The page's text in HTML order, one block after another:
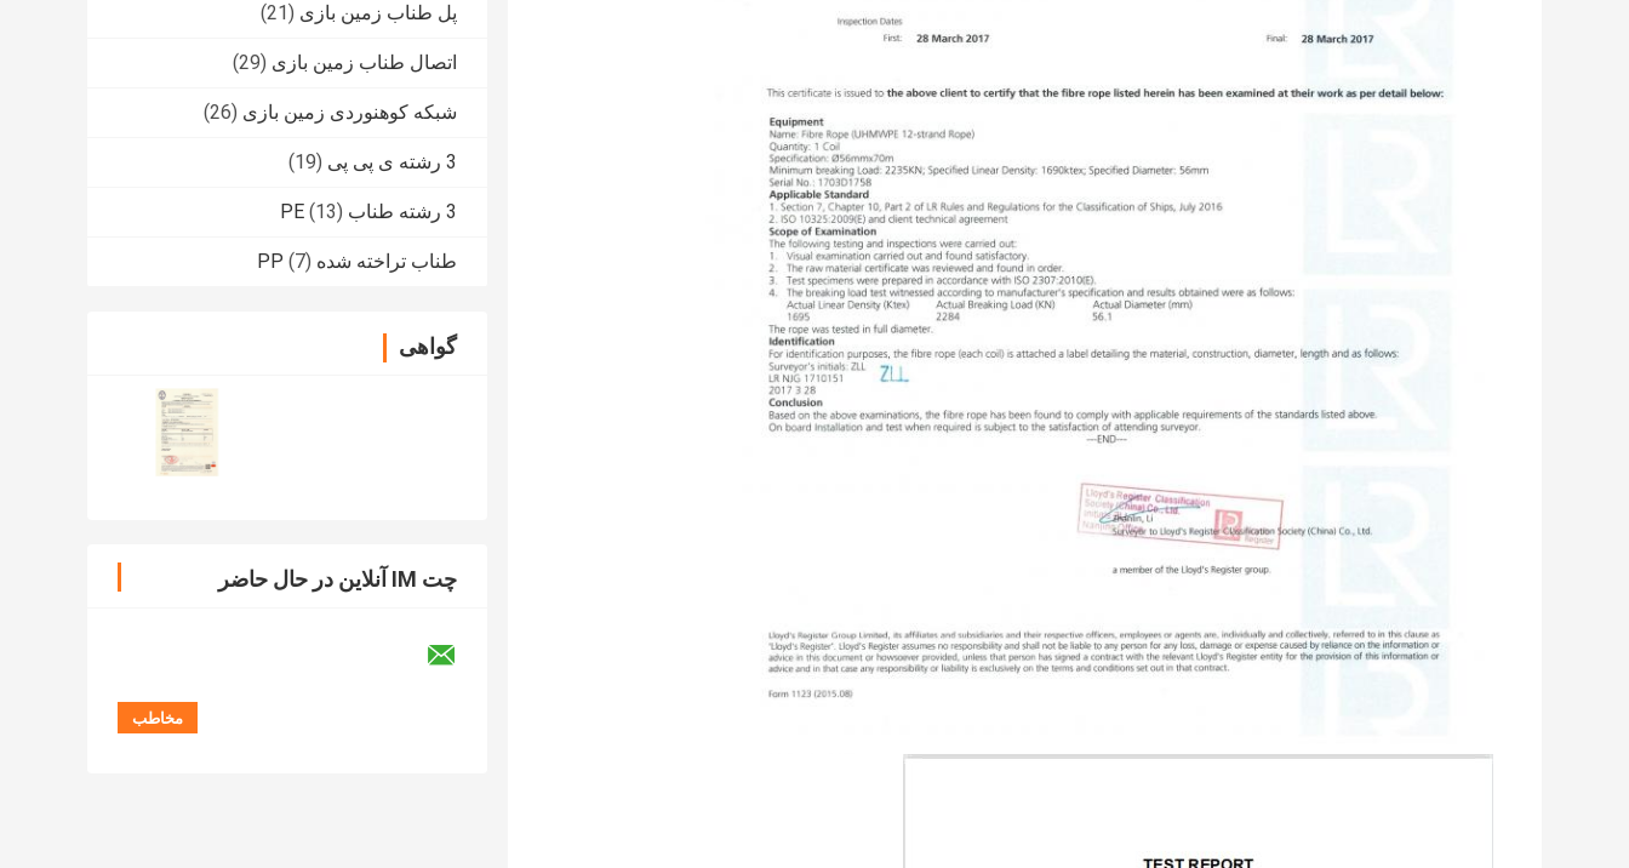
پل طناب زمین بازی (21)
اتصال طناب زمین بازی (29)
شبکه کوهنوردی زمین بازی (26)
3 رشته ی پی پی (19)
3 رشته طناب PE (13)
طناب تراخته شده PP (7)
گواهی
چت IM آنلاین در حال حاضر